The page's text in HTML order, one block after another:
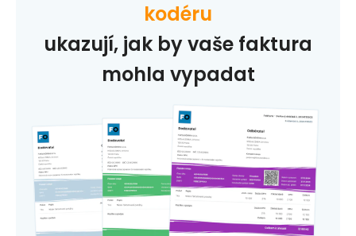
kodéru
ukazují, jak by vaše faktura
mohla vypadat